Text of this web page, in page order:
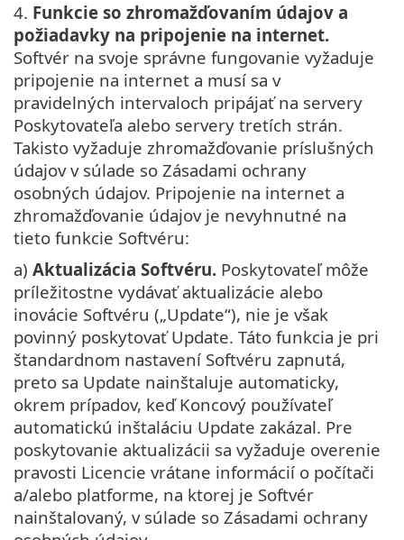
4. Funkcie so zhromažďovaním údajov a
požiadavky na pripojenie na internet.
Softvér na svoje správne fungovanie vyžaduje
pripojenie na internet a musí sa v
pravidelných intervaloch pripájať na servery
Poskytovateľa alebo servery tretích strán.
Takisto vyžaduje zhromažďovanie príslušných
údajov v súlade so Zásadami ochrany
osobných údajov. Pripojenie na internet a
zhromažďovanie údajov je nevyhnutné na
tieto funkcie Softvéru:
a) Aktualizácia Softvéru. Poskytovateľ môže
príležitostne vydávať aktualizácie alebo
inovácie Softvéru („Update“), nie je však
povinný poskytovať Update. Táto funkcia je pri
štandardnom nastavení Softvéru zapnutá,
preto sa Update nainštaluje automaticky,
okrem prípadov, keď Koncový používateľ
automatickú inštaláciu Update zakázal. Pre
poskytovanie aktualizácii sa vyžaduje overenie
pravosti Licencie vrátane informácií o počítači
a/alebo platforme, na ktorej je Softvér
nainštalovaný, v súlade so Zásadami ochrany